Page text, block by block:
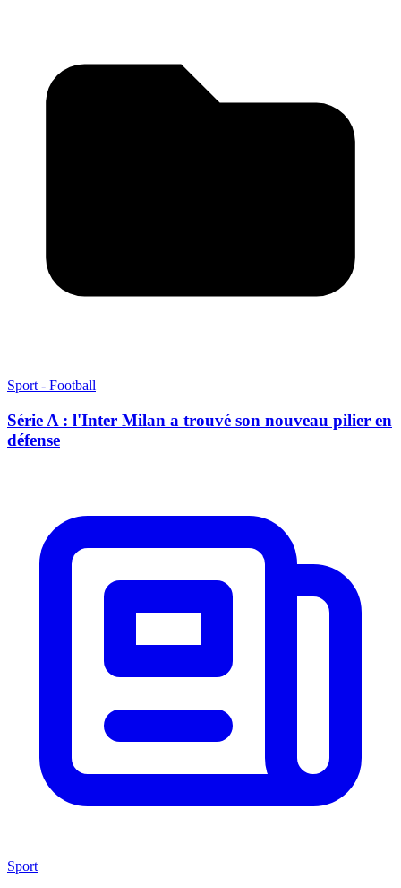
Sport - Football
Série A : l'Inter Milan a trouvé son nouveau pilier en
défense
Sport